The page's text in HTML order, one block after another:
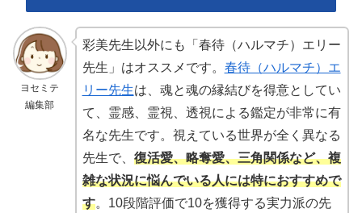
ヨセミテ
編集部
彩美先生以外にも「春待（ハルマチ）エリー
先生」はオススメです。 春待（ハルマチ）エ
リー先生は、魂と魂の縁結びを得意としてい
て、霊感、霊視、透視による鑑定が非常に有
名な先生です。視えている世界が全く異なる
先生で、 復活愛、略奪愛、三角関係など、複
雑な状況に悩んでいる人には特におすすめで
す。10段階評価で10を獲得する実力派の先